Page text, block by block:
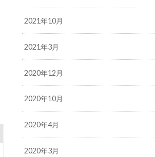
2021年10月
2021年3月
2020年12月
2020年10月
2020年4月
2020年3月